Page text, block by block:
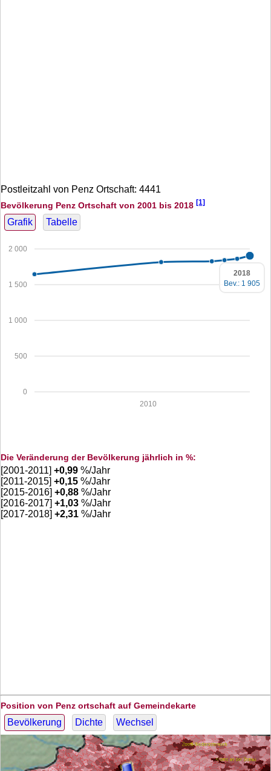
Postleitzahl von Penz Ortschaft: 4441
Bevölkerung Penz Ortschaft von 2001 bis 2018 [1]
Grafik Tabelle
0
500
1 000
1 500
2 000
2010
2018
Bev.: 1 905
Die Veränderung der Bevölkerung jährlich in %:
[2001-2011] +0,99 %/Jahr
[2011-2015] +0,15 %/Jahr
[2015-2016] +0,88 %/Jahr
[2016-2017] +1,03 %/Jahr
[2017-2018] +2,31 %/Jahr
Position von Penz ortschaft auf Gemeindekarte
Bevölkerung Dichte Wechsel